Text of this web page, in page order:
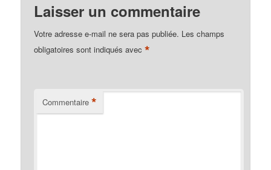
Laisser un commentaire
Votre adresse e-mail ne sera pas publiée. Les champs
obligatoires sont indiqués avec*
Commentaire *